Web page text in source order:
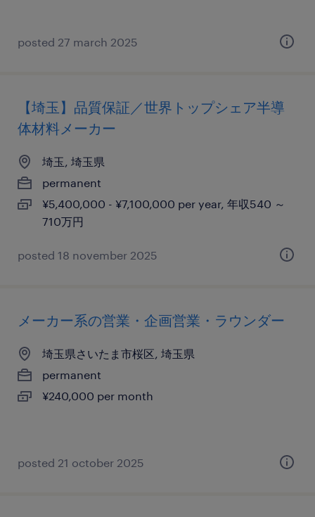
posted 27 march 2025
【埼玉】品質保証／世界トップシェア半導
体材料メーカー
埼玉, 埼玉県
permanent
¥5,400,000 - ¥7,100,000 per year, 年収540 ～
710万円
posted 18 november 2025
メーカー系の営業・企画営業・ラウンダー
埼玉県さいたま市桜区, 埼玉県
permanent
¥240,000 per month
posted 21 october 2025